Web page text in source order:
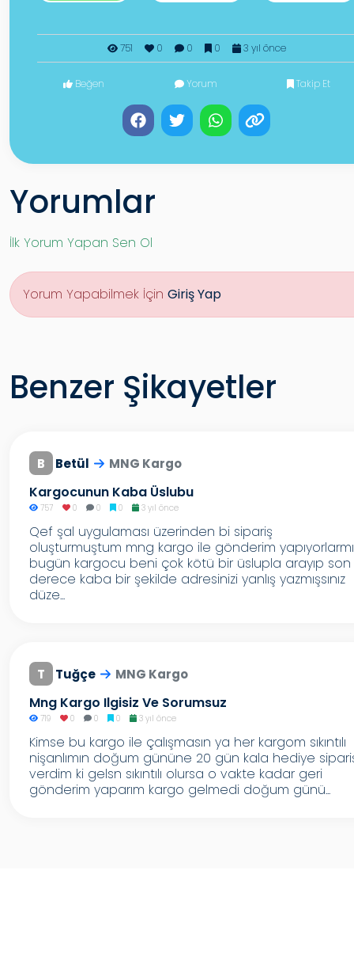
751 0 0 0 3 yıl önce
Beğen Yorum Takip Et
Yorumlar
İlk Yorum Yapan Sen Ol
Yorum Yapabilmek İçin Giriş Yap
Benzer Şikayetler
B Betül MNG Kargo
Kargocunun Kaba Üslubu
757 0 0 0 3 yıl önce
Qef şal uygulaması üzerinden bi sipariş
oluşturmuştum mng kargo ile gönderim
bugün kargocu beni çok kötü bir üslupla arayıp son
derece kaba bir şekilde adresinizi yanlış yazmışsınız
düze...
T Tuğçe MNG Kargo
Mng Kargo Ilgisiz Ve Sorumsuz
719 0 0 0 3 yıl önce
Kimse bu kargo ile çalışmasın ya her kargom sıkıntılı
nişanlımın doğum gününe 20 gün kala hediye
verdim ki gelsn sıkıntılı olursa o vakte kadar geri
gönderim yaparım kargo gelmedi doğum günü...